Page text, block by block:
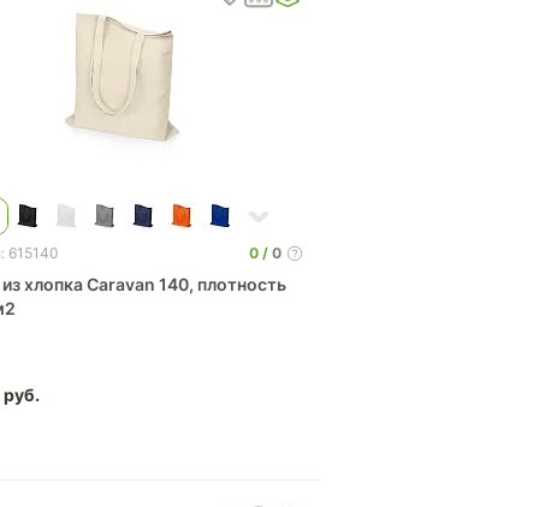
615140 0 0
хлопка Caravan 140, плотность